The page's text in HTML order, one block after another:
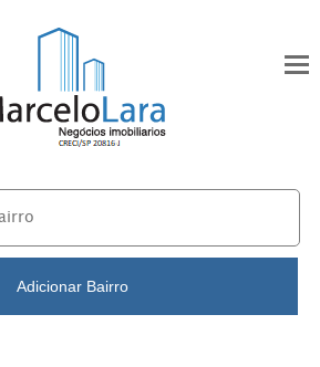
Adicionar Bairro